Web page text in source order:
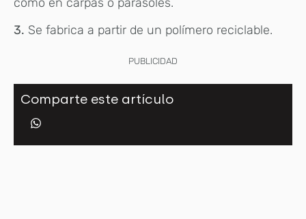
3. Se fabrica a partir de un polímero reciclable.
PUBLICIDAD
Comparte este artículo